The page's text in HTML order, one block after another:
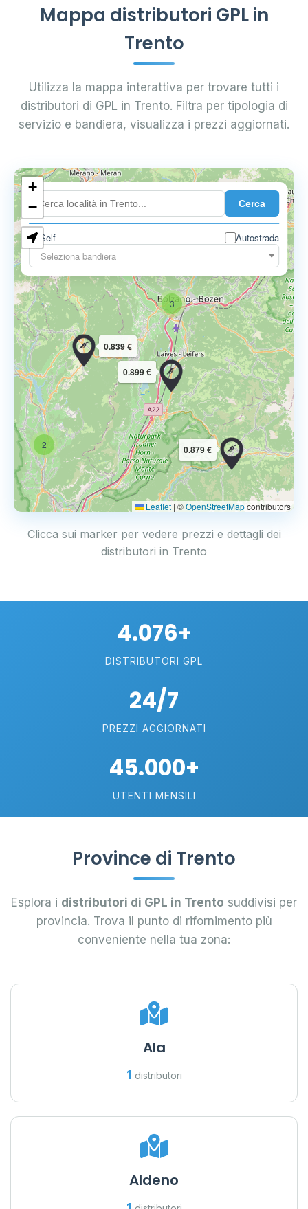
Mappa distributori GPL in
Trento
Utilizza la mappa interattiva per trovare tutti i
distributori di GPL in Trento. Filtra per tipologia di
servizio e bandiera, visualizza i prezzi aggiornati.
Cerca
Self
Autostrada
Seleziona bandiera
2
3
3
0.879 €
0.839 €
0.899 €
+
−
Leaflet | ©OpenStreetMapcontributors
Clicca sui marker per vedere prezzi e dettagli dei
distributori in Trento
4.076+
DISTRIBUTORI GPL
24/7
PREZZI AGGIORNATI
45.000+
UTENTI MENSILI
Province di Trento
Esplora i distributori di GPL in Trento suddivisi per
provincia. Trova il punto di rifornimento più
conveniente nella tua zona:
Ala
1 distributori
Aldeno